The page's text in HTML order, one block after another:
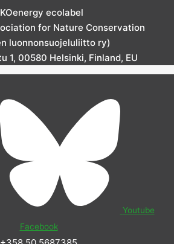
ecolabel
for Nature Conservation
luonnonsuojeluliitto ry)
1, 00580 Helsinki, Finland, EU
Youtube
Facebook